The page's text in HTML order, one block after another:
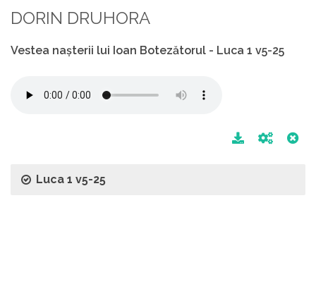
DORIN DRUHORA
Vestea nașterii lui Ioan Botezătorul - Luca 1 v5-25
Luca 1 v5-25